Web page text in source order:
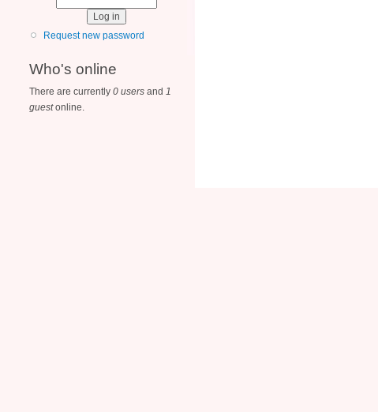
Request new password
Who's online
There are currently 0 users and 1
guestonline.